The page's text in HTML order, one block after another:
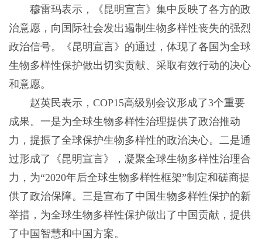
穆雷玛表示，《昆明宣言》集中反映了各方的政
治意愿，向国际社会发出遏制生物多样性丧失的强烈
政治信号。《昆明宣言》的通过，体现了各国为全球
生物多样性保护做出切实贡献、采取有效行动的决心
和意愿。
赵英民表示，COP15高级别会议形成了3个重要
成果。一是为全球生物多样性治理提供了政治推动
力，提振了全球保护生物多样性的政治决心。二是通
过形成了《昆明宣言》，凝聚全球生物多样性治理合
力，为“2020年后全球生物多样性框架”制定和磋商提
供了政治保障。三是宣布了中国生物多样性保护的新
举措，为全球生物多样性保护做出了中国贡献，提供
了中国智慧和中国方案。